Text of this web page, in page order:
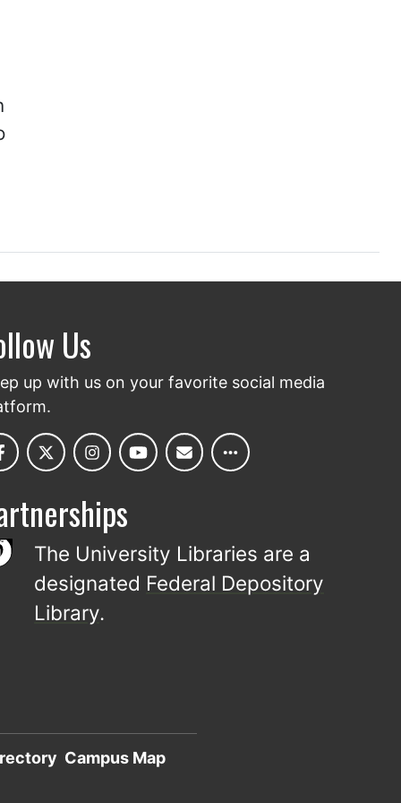
Us
up with us on your favorite social media
The University Libraries are a
designated Federal Depository
Library.
Campus Map